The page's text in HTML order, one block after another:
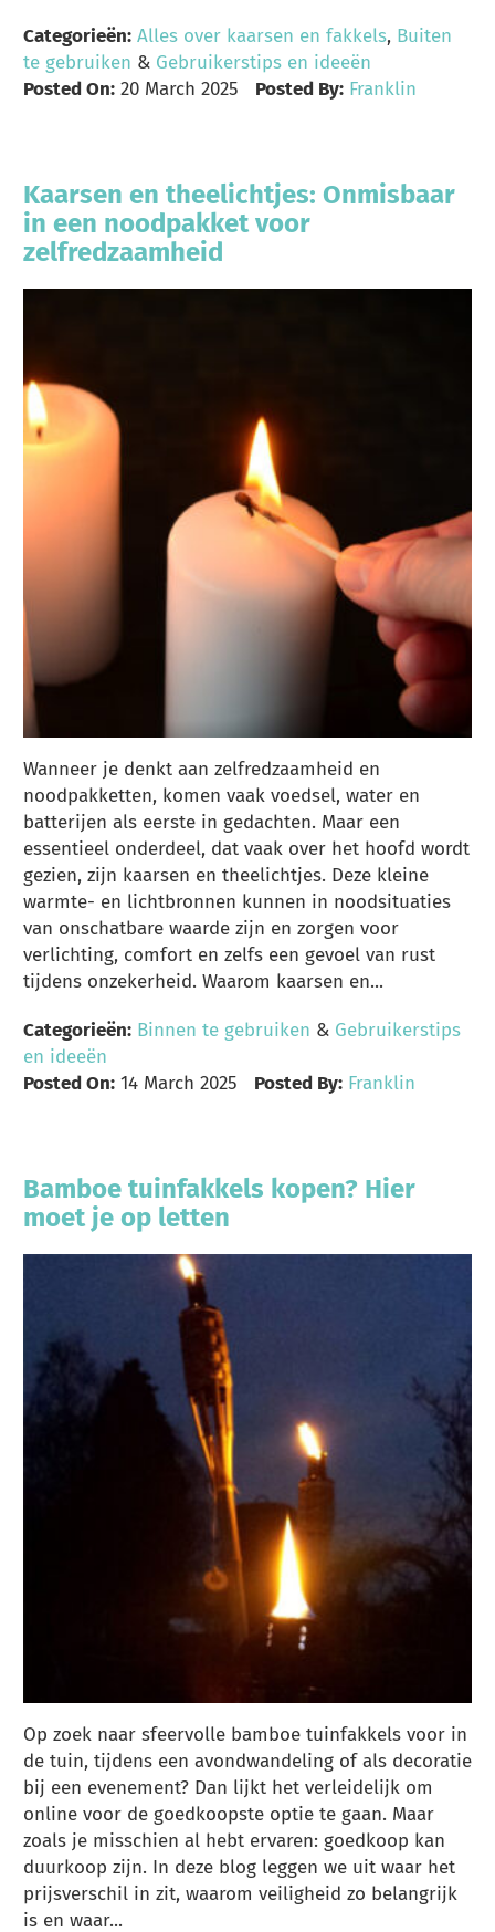
Categorieën: Alles over kaarsen en fakkels, Buiten
te gebruiken & Gebruikerstips en ideeën
Posted On: 20 March 2025 Posted By: Franklin
Kaarsen en theelichtjes: Onmisbaar
in een noodpakket voor
zelfredzaamheid
Wanneer je denkt aan zelfredzaamheid en
noodpakketten, komen vaak voedsel, water en
batterijen als eerste in gedachten. Maar een
essentieel onderdeel, dat vaak over het hoofd wordt
gezien, zijn kaarsen en theelichtjes. Deze kleine
warmte- en lichtbronnen kunnen in noodsituaties
van onschatbare waarde zijn en zorgen voor
verlichting, comfort en zelfs een gevoel van rust
tijdens onzekerheid. Waarom kaarsen en...
Categorieën: Binnen te gebruiken & Gebruikerstips
en ideeën
Posted On: 14 March 2025 Posted By: Franklin
Bamboe tuinfakkels kopen? Hier
moet je op letten
Op zoek naar sfeervolle bamboe tuinfakkels voor in
de tuin, tijdens een avondwandeling of als decoratie
bij een evenement? Dan lijkt het verleidelijk om
online voor de goedkoopste optie te gaan. Maar
zoals je misschien al hebt ervaren: goedkoop kan
duurkoop zijn. In deze blog leggen we uit waar het
prijsverschil in zit, waarom veiligheid zo belangrijk
is en waar...